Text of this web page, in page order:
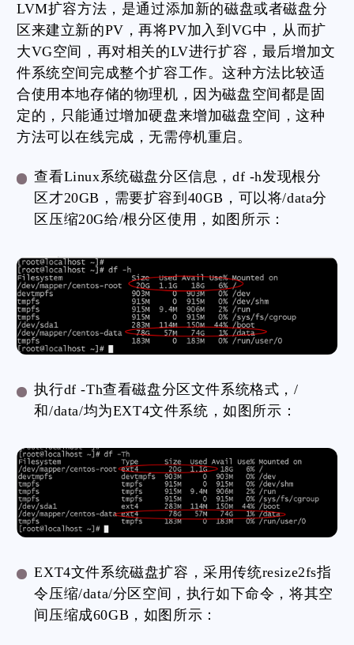
LVM扩容方法，是通过添加新的磁盘或者磁盘分
区来建立新的PV，再将PV加入到VG中，从而扩
大VG空间，再对相关的LV进行扩容，最后增加文
件系统空间完成整个扩容工作。这种方法比较适
合使用本地存储的物理机，因为磁盘空间都是固
定的，只能通过增加硬盘来增加磁盘空间，这种
方法可以在线完成，无需停机重启。
查看Linux系统磁盘分区信息，df -h发现根分
区才20GB，需要扩容到40GB，可以将/data分
区压缩20G给/根分区使用，如图所示：
执行df -Th查看磁盘分区文件系统格式，/
和/data/均为EXT4文件系统，如图所示：
EXT4文件系统磁盘扩容，采用传统resize2fs指
令压缩/data/分区空间，执行如下命令，将其空
间压缩成60GB，如图所示：